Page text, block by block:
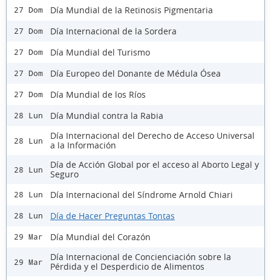
27 Dom Día Mundial de la Retinosis Pigmentaria
27 Dom Día Internacional de la Sordera
27 Dom Día Mundial del Turismo
27 Dom Día Europeo del Donante de Médula Ósea
27 Dom Día Mundial de los Ríos
28 Lun Día Mundial contra la Rabia
28 Lun
Día Internacional del Derecho de Acceso Universal
a la Información
28 Lun
Día de Acción Global por el acceso al Aborto Legal y
Seguro
28 Lun Día Internacional del Síndrome Arnold Chiari
28 Lun Día de Hacer Preguntas Tontas
29 Mar Día Mundial del Corazón
29 Mar
Día Internacional de Concienciación sobre la
Pérdida y el Desperdicio de Alimentos